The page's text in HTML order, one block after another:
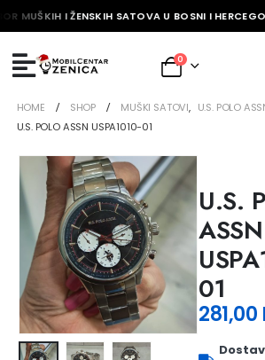
MUŠKIH I ŽENSKIH SATOVA U BOSNI I
0
HOME SHOP MUŠKI SATOVI, U.S. POLO
U.S. POLO ASSN USPA1010-01
U.S.
ASSN
01
281,00